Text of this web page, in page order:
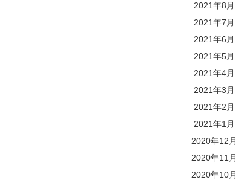
2021年8月
2021年7月
2021年6月
2021年5月
2021年4月
2021年3月
2021年2月
2021年1月
2020年12月
2020年11月
2020年10月